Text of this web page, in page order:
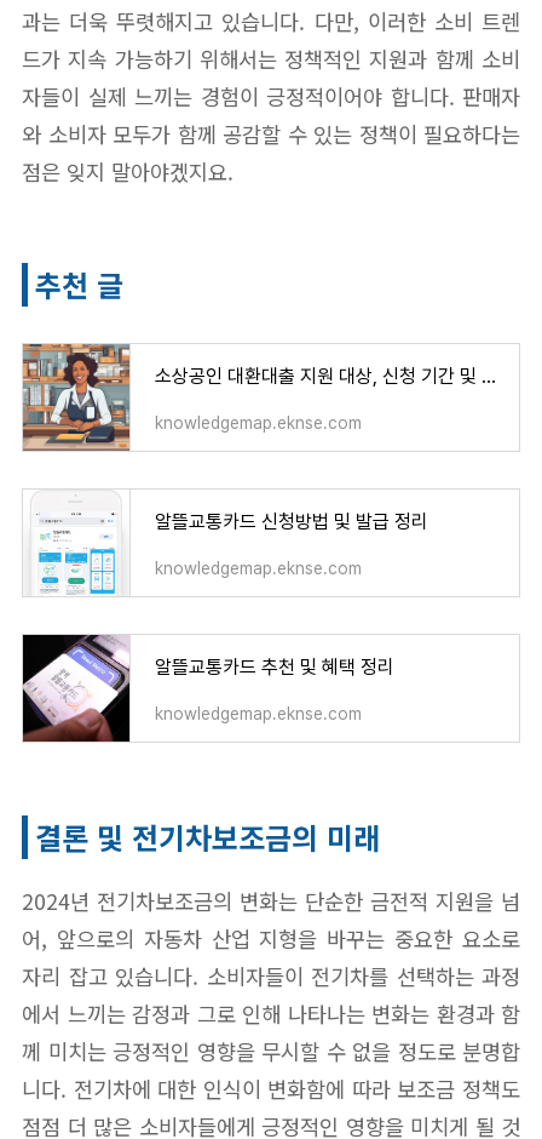
과는 더욱 뚜렷해지고 있습니다. 다만, 이러한 소비 트렌
드가 지속 가능하기 위해서는 정책적인 지원과 함께 소비
자들이 실제 느끼는 경험이 긍정적이어야 합니다. 판매자
와 소비자 모두가 함께 공감할 수 있는 정책이 필요하다는
점은 잊지 말아야겠지요.
추천 글
소상공인 대환대출 지원 대상, 신청 기간 및 서류 (+금리, 상환 방식 및 기간)...중저신용 금융 지
knowledgemap.eknse.com
알뜰교통카드 신청방법 및 발급 정리
knowledgemap.eknse.com
알뜰교통카드 추천 및 혜택 정리
knowledgemap.eknse.com
결론 및 전기차보조금의 미래
2024년 전기차보조금의 변화는 단순한 금전적 지원을 넘
어, 앞으로의 자동차 산업 지형을 바꾸는 중요한 요소로
자리 잡고 있습니다. 소비자들이 전기차를 선택하는 과정
에서 느끼는 감정과 그로 인해 나타나는 변화는 환경과 함
께 미치는 긍정적인 영향을 무시할 수 없을 정도로 분명합
니다. 전기차에 대한 인식이 변화함에 따라 보조금 정책도
점점 더 많은 소비자들에게 긍정적인 영향을 미치게 될 것